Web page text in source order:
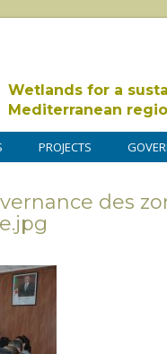
Wetlands for a
Mediterranean
PROJECTS
des